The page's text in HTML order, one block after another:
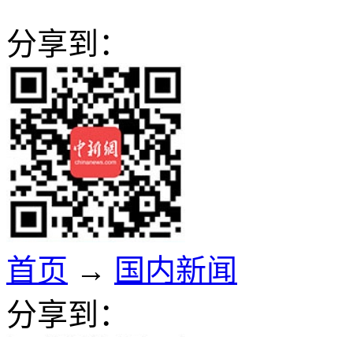
分享到：
首页 → 国内新闻
分享到：